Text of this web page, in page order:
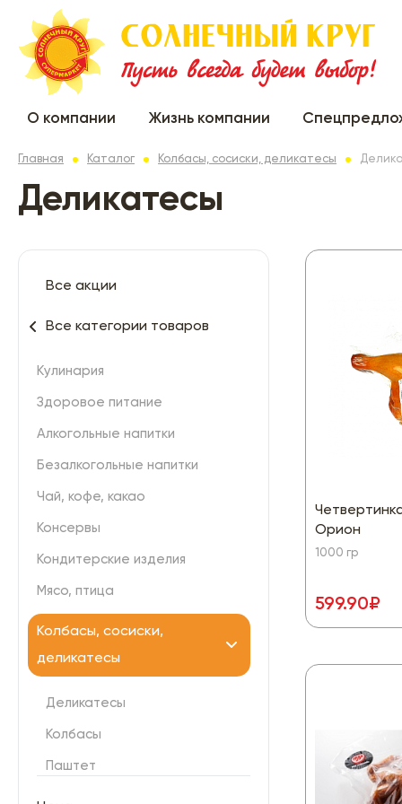
О компании Жизнь компании
Главная Каталог Колбасы, сосиски, деликатесы
Деликатесы
Все акции
Все категории товаров
Кулинария
Здоровое питание
Алкогольные напитки
Безалкогольные напитки
Чай, кофе, какао
Консервы
Кондитерские изделия
Мясо, птица
Колбасы, сосиски,
деликатесы
Деликатесы
Колбасы
Паштет
Орион
1000 гр
599.90₽